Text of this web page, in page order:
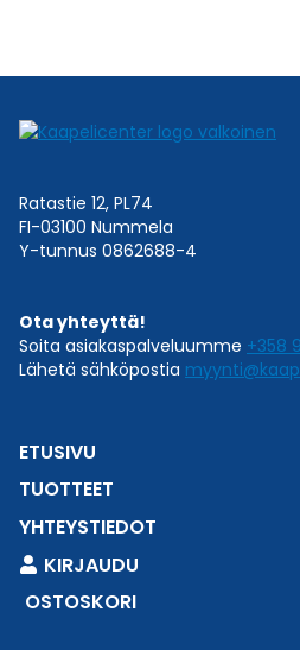
Ratastie 12, PL74
FI-03100 Nummela
Y-tunnus 0862688-4
Ota yhteyttä!
Soita asiakaspalveluumme +358
Lähetä sähköpostia
ETUSIVU
TUOTTEET
YHTEYSTIEDOT
KIRJAUDU
OSTOSKORI